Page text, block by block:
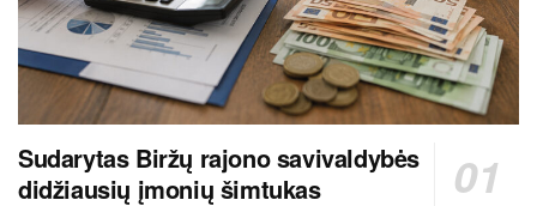
Sudarytas Biržų rajono savivaldybės
didžiausių įmonių šimtukas